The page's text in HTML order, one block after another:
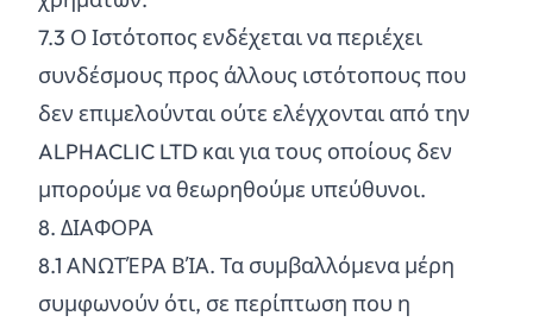
7.3 Ο Ιστότοπος ενδέχεται να περιέχει
συνδέσμους προς άλλους ιστότοπους που
δεν επιμελούνται ούτε ελέγχονται από την
ALPHACLIC LTD και για τους οποίους δεν
μπορούμε να θεωρηθούμε υπεύθυνοι.
8. ΔΙΑΦΟΡΑ
8.1 ΑΝΩΤΈΡΑ ΒΊΑ. Τα συμβαλλόμενα μέρη
συμφωνούν ότι, σε περίπτωση που η